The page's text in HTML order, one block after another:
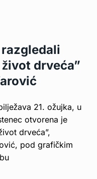
drveća”
21. ožujka, u
otvorena je
drveća”,
pod grafičkim